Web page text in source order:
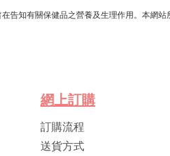
告知有關保健品之營養及生理作用。本網
網上訂購
訂購流程
送貨方式